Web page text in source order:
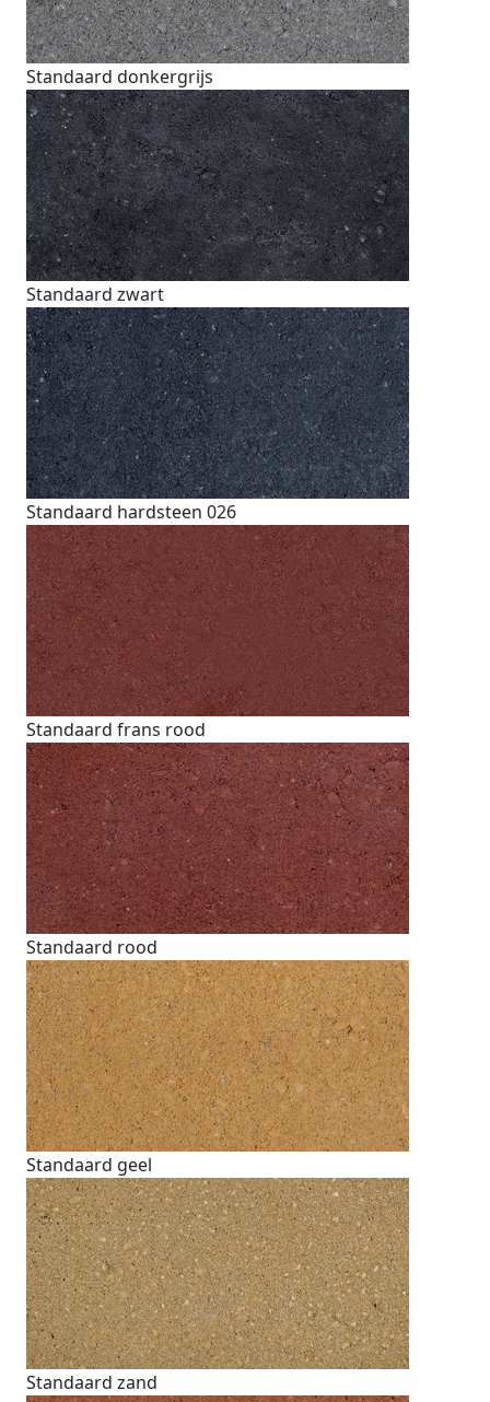
Standaard donkergrijs
Standaard zwart
Standaard hardsteen 026
Standaard frans rood
Standaard rood
Standaard geel
Standaard zand